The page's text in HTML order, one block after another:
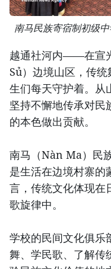
南马民族寄宿制初级
越通社河内——在宣
Sủ）边境山区，传
生们每天守护着。从
坚持不懈地传承对民
的本色做出贡献。
南马（Nàn Ma）民
是生活在边境村寨的
言，传统文化体现在
歌旋律中。
学校的民间文化俱乐
舞、学民歌、了解传